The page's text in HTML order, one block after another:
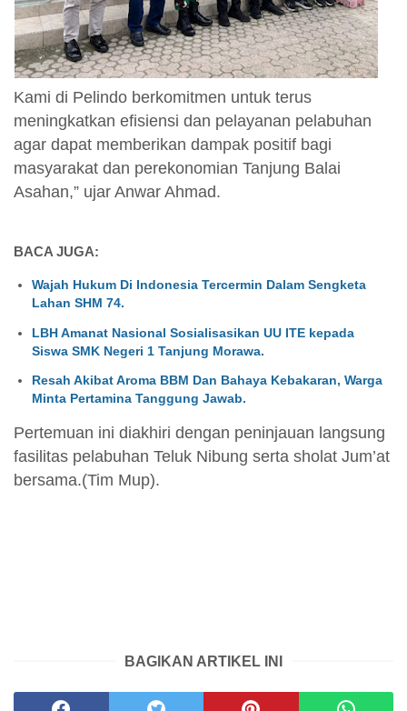
Kami di Pelindo berkomitmen untuk terus
meningkatkan efisiensi dan pelayanan pelabuhan
agar dapat memberikan dampak positif bagi
masyarakat dan perekonomian Tanjung Balai
Asahan,” ujar Anwar Ahmad.
BACA JUGA:
Wajah Hukum Di Indonesia Tercermin Dalam Sengketa
Lahan SHM 74.
LBH Amanat Nasional Sosialisasikan UU ITE kepada
Siswa SMK Negeri 1 Tanjung Morawa.
Resah Akibat Aroma BBM Dan Bahaya Kebakaran, Warga
Minta Pertamina Tanggung Jawab.
Pertemuan ini diakhiri dengan peninjauan langsung
fasilitas pelabuhan Teluk Nibung serta sholat Jum’at
bersama.(Tim Mup).
BAGIKAN ARTIKEL INI